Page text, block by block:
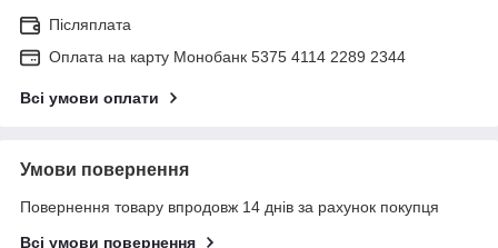
Післяплата
Оплата на карту Монобанк 5375 4114 2289 2344
Всі умови оплати
Умови повернення
Повернення товару впродовж 14 днів за рахунок покупця
Всі умови повернення